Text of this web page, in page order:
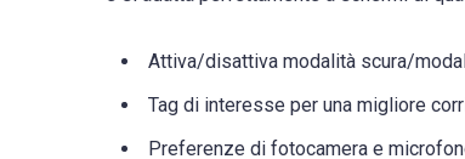
Attiva/disattiva modalità scura/
Tag di interesse per una migliore
Preferenze di fotocamera e